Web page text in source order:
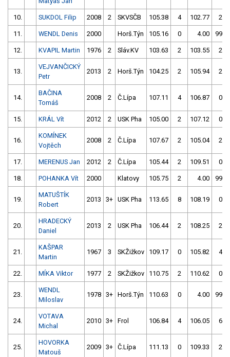
10. SUKDOL Filip 2008 2 SKVSČB 105.38 4 102.77 2
11. WENDL Denis 2000 Horš.Týn 105.16 0 4.00 999
12. KVAPIL Martin 1976 2 Sláv.KV 103.63 2 103.55 2
13.
VEJVANČICKÝ
Petr
2013 2 Horš.Týn 104.25 2 105.94 2
14.
BAČINA
Tomáš
2008 2 Č.Lípa 107.11 4 106.87 0
15. KRÁL Vít 2012 2 USK Pha 105.00 2 107.12 0
16.
KOMÍNEK
Vojtěch
2008 2 Č.Lípa 107.67 2 105.04 2
17. MERENUS Jan 2012 2 Č.Lípa 105.44 2 109.51 0
18. POHANKA Vít 2000 Klatovy 105.75 2 4.00 999
19.
MATUŠTÍK
Robert
2013 3+ USK Pha 113.65 8 108.19 0
20.
HRADECKÝ
Daniel
2013 2 USK Pha 106.44 2 108.25 2
21.
KAŠPAR
Martin
1967 3 SKŽižkov 109.17 0 105.82 4
22. MÍKA Viktor 1977 2 SKŽižkov 110.75 2 110.62 0
23.
WENDL
Miloslav
1978 3+ Horš.Týn 110.63 0 4.00 999
24.
VOTAVA
Michal
2010 3+ Frol 106.84 4 106.05 6
25.
HOVORKA
Matouš
2009 3+ Č.Lípa 111.13 0 109.33 2